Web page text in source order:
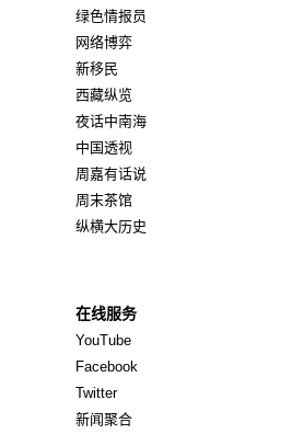
绿色情报员
网络博弈
新移民
西藏纵览
夜话中南海
中国透视
周嘉有话说
周末茶馆
纵横大历史
在线服务
YouTube
Facebook
TwitterOpens in new window
新闻聚合